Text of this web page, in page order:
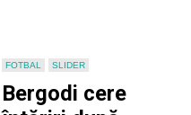
FOTBAL SLIDER
Bergodi cere